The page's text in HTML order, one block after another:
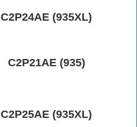
C2P24AE (935XL)
C2P21AE (935)
C2P25AE (935XL)